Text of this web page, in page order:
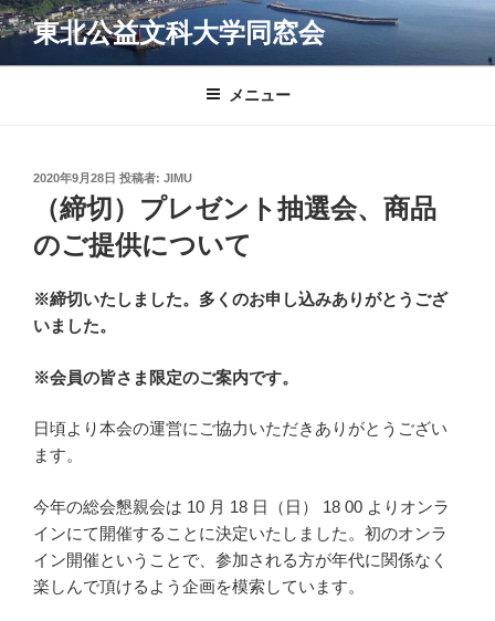
コ
ン
テ
東北公益文科大学同窓会
メニュー
投
2020年9月28日 投稿者: JIMU
（締切）プレゼント抽選会、商品
のご提供について
※締切いたしました。多くのお申し込みありがとうござ
いました。
※会員の皆さま限定のご案内です。
日頃より本会の運営にご協力いただきありがとうござい
ます。
今年の総会懇親会は 10 月 18 日（日） 18 00 よりオンラ
インにて開催することに決定いたしました。初のオンラ
イン開催ということで、参加される方が年代に関係なく
楽しんで頂けるよう企画を模索しています。